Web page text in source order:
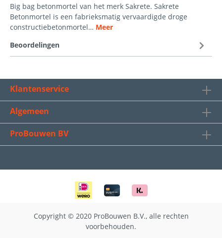
Big bag betonmortel van het merk Sakrete. Sakrete
Betonmortel is een fabrieksmatig vervaardigde droge
constructiebetonmortel… Meer
Beoordelingen
Klantenservice
Algemeen
ProBouwen BV
Copyright © 2020 ProBouwen B.V., alle rechten
voorbehouden.